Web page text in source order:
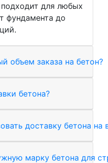
для любых
фундамента до
объем заказа на бетон?
бетона?
доставку бетона на
марку бетона для